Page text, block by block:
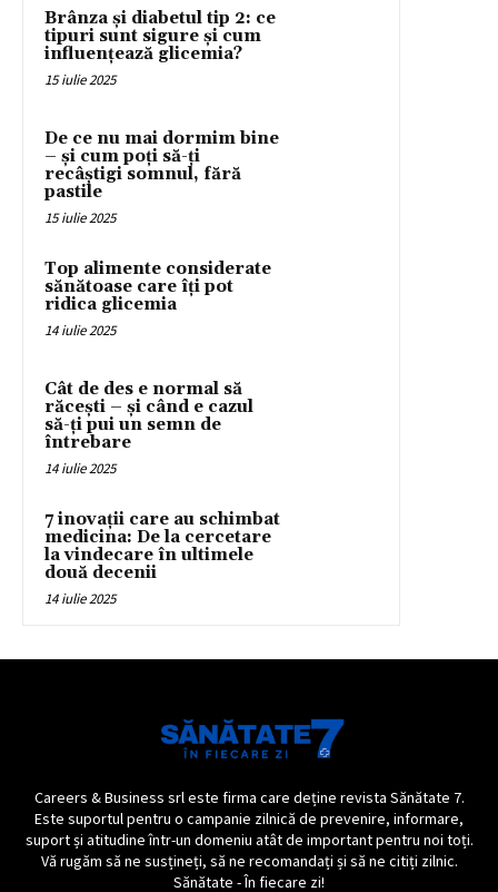
Brânza și diabetul tip 2: ce
tipuri sunt sigure și cum
influențează glicemia?
15 iulie 2025
De ce nu mai dormim bine
– și cum poți să-ți
recâștigi somnul, fără
pastile
15 iulie 2025
Top alimente considerate
sănătoase care îți pot
ridica glicemia
14 iulie 2025
Cât de des e normal să
răcești – și când e cazul
să-ți pui un semn de
întrebare
14 iulie 2025
7 inovații care au schimbat
medicina: De la cercetare
la vindecare în ultimele
două decenii
14 iulie 2025
Careers & Business srl este firma care deține revista Sănătate 7.
Este suportul pentru o campanie zilnică de prevenire, informare,
suport și atitudine într-un domeniu atât de important pentru noi toți.
Vă rugăm să ne susțineți, să ne recomandați și să ne citiți zilnic.
Sănătate - În fiecare zi!